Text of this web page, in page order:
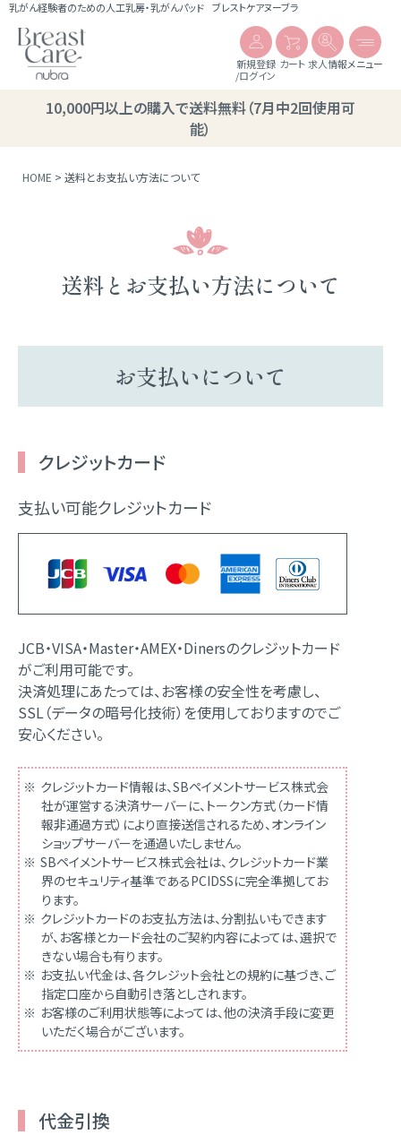
乳がん経験者のための人工乳房・乳がんパッド ブレストケアヌーブラ
新規登録
/ログイン
カート 求人情報メニュー
10,000円以上の購入で送料無料（7月中2回使用可
能）
HOME 送料とお支払い方法について
送料とお支払い方法について
お支払いについて
クレジットカード
支払い可能クレジットカード
JCB・VISA・Master・AMEX・Dinersのクレジットカード
がご利用可能です。
決済処理にあたっては、お客様の安全性を考慮し、
SSL（データの暗号化技術）を使用しておりますのでご
安心ください。
クレジットカード情報は、SBペイメントサービス株式会
社が運営する決済サーバーに、トークン方式（カード情
報非通過方式）により直接送信されるため、オンライン
ショップサーバーを通過いたしません。
SBペイメントサービス株式会社は、クレジットカード業
界のセキュリティ基準であるPCIDSSに完全準拠してお
ります。
クレジットカードのお支払方法は、分割払いもできます
が、お客様とカード会社のご契約内容によっては、選択で
きない場合も有ります。
お支払い代金は、各クレジット会社との規約に基づき、ご
指定口座から自動引き落としされます。
お客様のご利用状態等によっては、他の決済手段に変更
いただく場合がございます。
代金引換